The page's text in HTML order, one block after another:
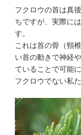
フクロウの首は真
ちですが、実際に
す。
これは首の骨（頸
い首の動きで神経
ていることで可能
フクロウでない私